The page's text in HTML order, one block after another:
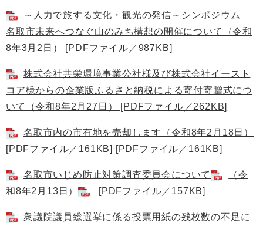
～人力で旅する文化・観光の発信～シンポジウム
名取市未来へつなぐ山のみち構想の開催について（令和
8年3月2日） [PDFファイル／987KB]
株式会社共栄環境事業公社様及び株式会社イースト
コア様からの企業版ふるさと納税による寄付寄贈式につ
いて（令和8年2月27日） [PDFファイル／262KB]
名取市内の市有地を売却します（令和8年2月18日）
[PDFファイル／161KB] [PDFファイル／161KB]
名取市いじめ防止対策調査委員会について
（令
和8年2月13日）
[PDFファイル／157KB]
衆議院議員総選挙に係る投票用紙の残枚数の不足に